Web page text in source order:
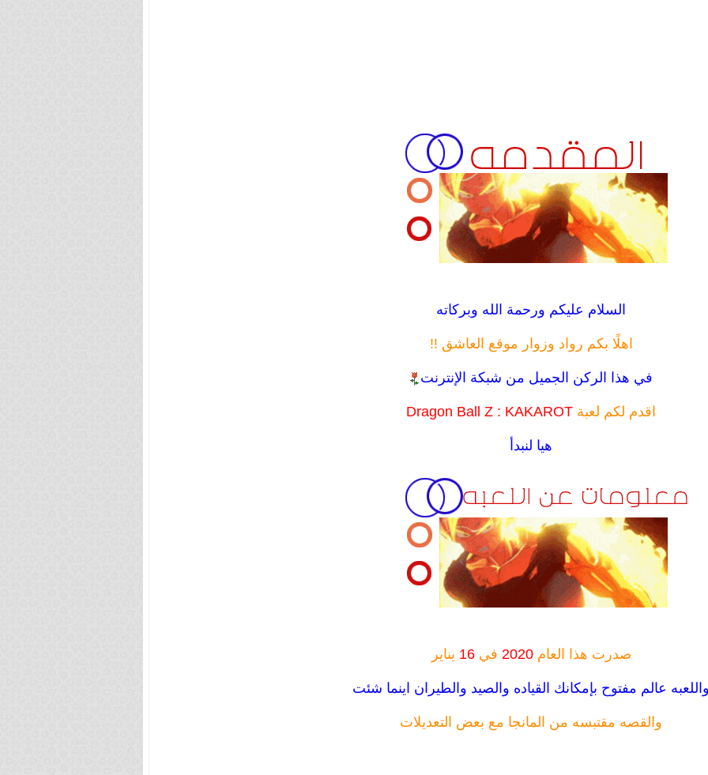
السلام عليكم ورحمة الله وبركاته
اهلًا بكم رواد وزوار موقع العاشق !!
في هذا الركن الجميل من شبكة الإنترنت
اقدم لكم لعبة Dragon Ball Z : KAKAROT
هيا لنبدأ
صدرت هذا العام 2020 في 16 يناير
عالم مفتوح بإمكانك القياده والصيد والطيران اينما شئت
والقصه مقتبسه من المانجا مع بعض التعديلات